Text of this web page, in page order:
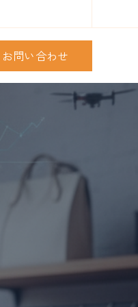
お問い合わせ